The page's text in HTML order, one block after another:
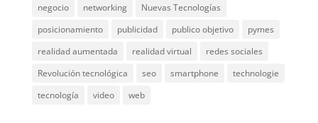
negocio
networking
Nuevas Tecnologías
posicionamiento
publicidad publico objetivo
pymes
realidad aumentada
realidad virtual
redes sociales
Revolución tecnológica
seo smartphone
technologie
tecnología
video web